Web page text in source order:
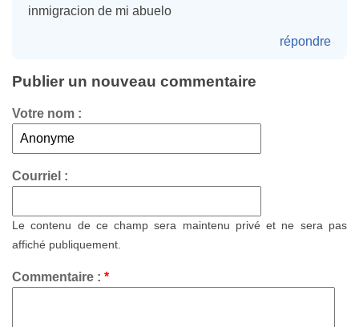
inmigracion de mi abuelo
répondre
Publier un nouveau commentaire
Votre nom :
Courriel :
Le contenu de ce champ sera maintenu privé et ne sera pas
affiché publiquement.
Commentaire : *